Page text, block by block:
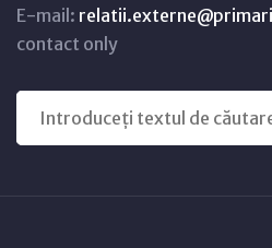
E-mail:
contact only